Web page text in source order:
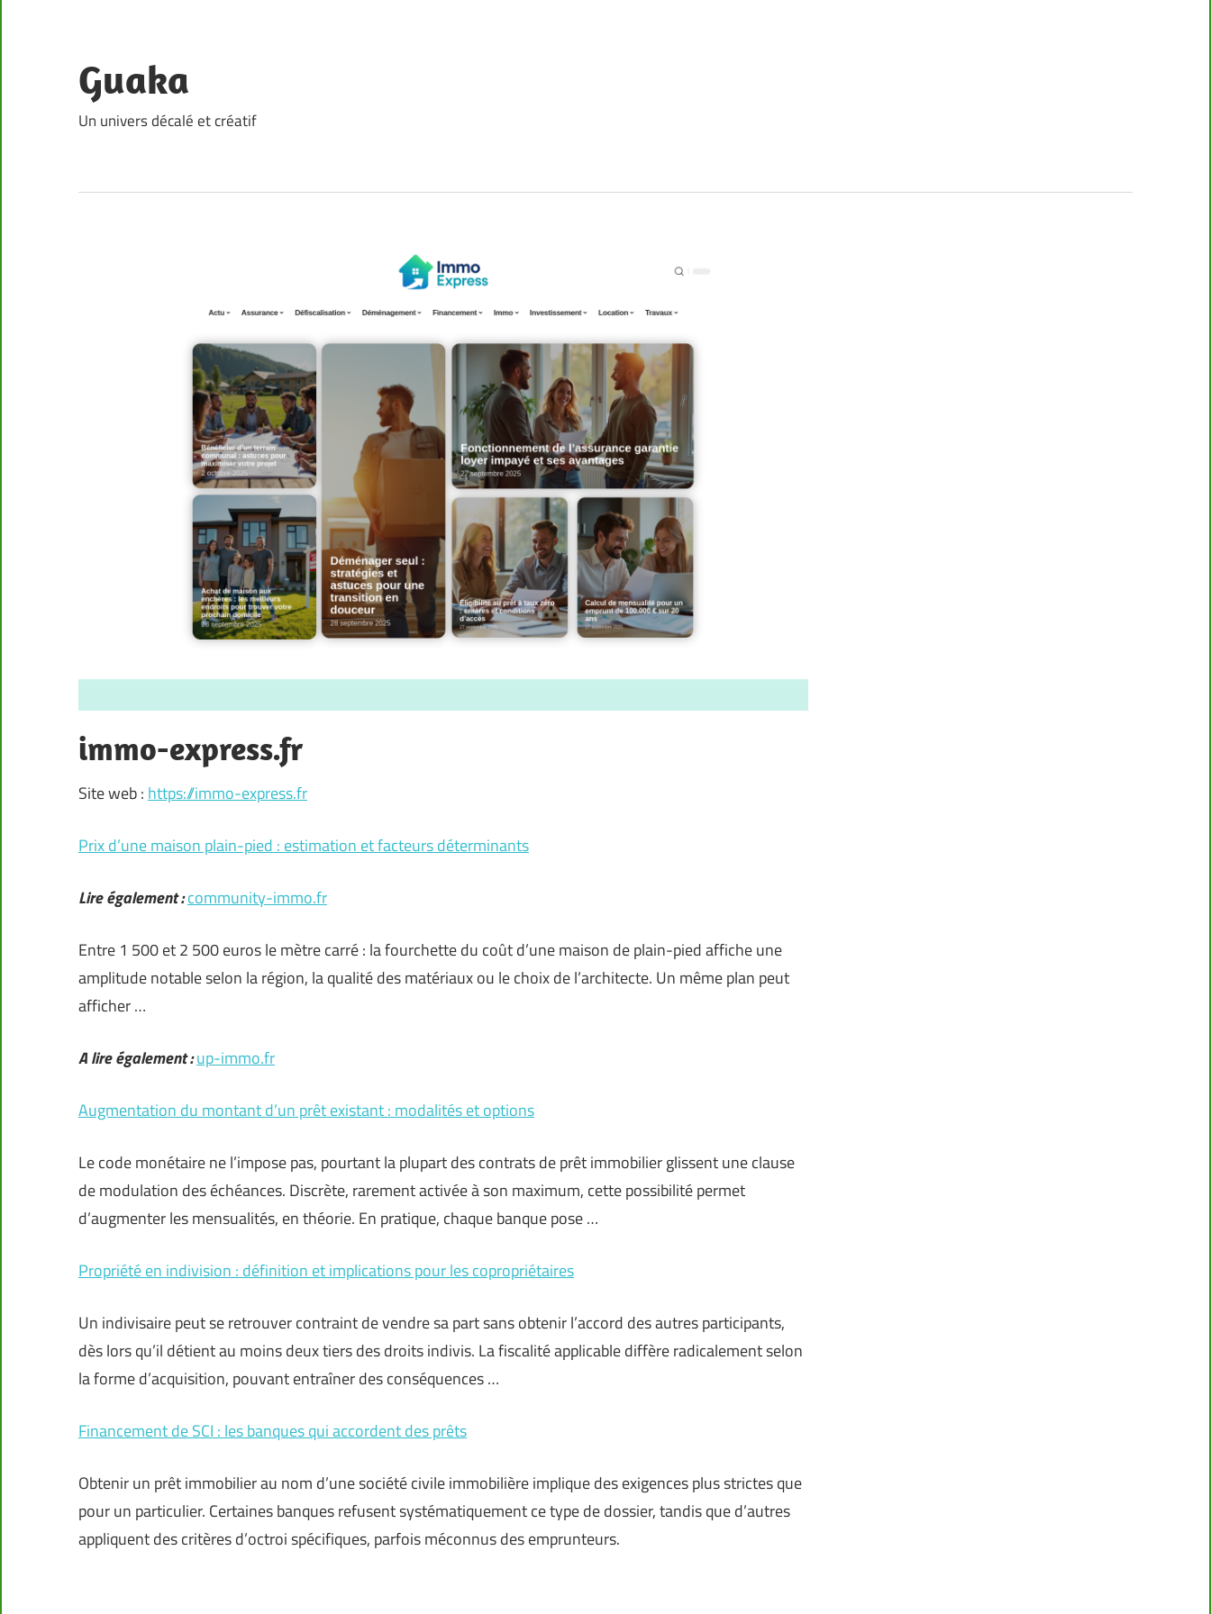
content
Guaka
Un univers décalé et créatif
immo-express.fr
Site web : https://immo-express.fr
Prix d’une maison plain-pied : estimation et facteurs déterminants
Lire également :community-immo.fr
Entre 1 500 et 2 500 euros le mètre carré : la fourchette du coût d’une maison de plain-pied affiche une
amplitude notable selon la région, la qualité des matériaux ou le choix de l’architecte. Un même plan peut
afficher …
A lire également :up-immo.fr
Augmentation du montant d’un prêt existant : modalités et options
Le code monétaire ne l’impose pas, pourtant la plupart des contrats de prêt immobilier glissent une clause
de modulation des échéances. Discrète, rarement activée à son maximum, cette possibilité permet
d’augmenter les mensualités, en théorie. En pratique, chaque banque pose …
Propriété en indivision : définition et implications pour les copropriétaires
Un indivisaire peut se retrouver contraint de vendre sa part sans obtenir l’accord des autres participants,
dès lors qu’il détient au moins deux tiers des droits indivis. La fiscalité applicable diffère radicalement selon
la forme d’acquisition, pouvant entraîner des conséquences …
Financement de SCI : les banques qui accordent des prêts
Obtenir un prêt immobilier au nom d’une société civile immobilière implique des exigences plus strictes que
pour un particulier. Certaines banques refusent systématiquement ce type de dossier, tandis que d’autres
appliquent des critères d’octroi spécifiques, parfois méconnus des emprunteurs.